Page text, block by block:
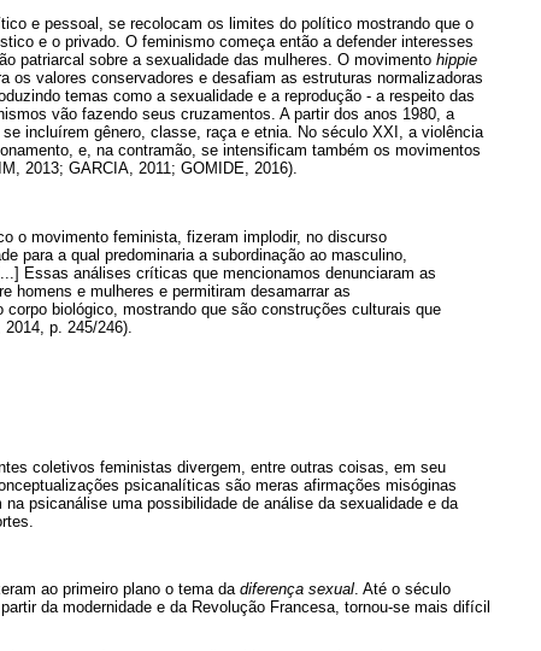
e pessoal, se recolocam os limites do político mostrando que o
e o privado. O feminismo começa então a defender interesses
patriarcal sobre a sexualidade das mulheres. O movimento hippie
os valores conservadores e desafiam as estruturas normalizadoras
temas como a sexualidade e a reprodução - a respeito das
vão fazendo seus cruzamentos. A partir dos anos 1980, a
incluírem gênero, classe, raça e etnia. No século XXI, a violência
e, na contramão, se intensificam também os movimentos
2013; GARCIA, 2011; GOMIDE, 2016).
o movimento feminista, fizeram implodir, no discurso
para a qual predominaria a subordinação ao masculino,
Essas análises críticas que mencionamos denunciaram as
homens e mulheres e permitiram desamarrar as
biológico, mostrando que são construções culturais que
p. 245/246).
coletivos feministas divergem, entre outras coisas, em seu
psicanalíticas são meras afirmações misóginas
psicanálise uma possibilidade de análise da sexualidade e da
ao primeiro plano o tema da diferença sexual. Até o século
da modernidade e da Revolução Francesa, tornou-se mais difícil